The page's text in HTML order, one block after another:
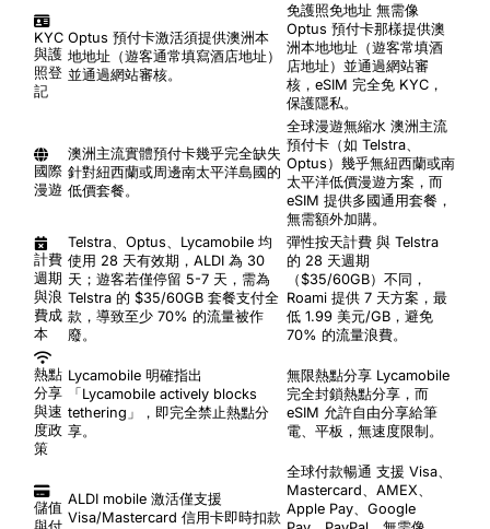
KYC
與護
照登
記
Optus 預付卡激活須提供澳洲本
地地址（遊客通常填寫酒店地址）
並通過網站審核。
免護照免地址 無需像
Optus 預付卡那樣提供澳
洲本地地址（遊客常填酒
店地址）並通過網站審
核，eSIM 完全免 KYC，
保護隱私。
國際
漫遊
澳洲主流實體預付卡幾乎完全缺失
針對紐西蘭或周邊南太平洋島國的
低價套餐。
全球漫遊無縮水 澳洲主流
預付卡（如 Telstra、
Optus）幾乎無紐西蘭或南
太平洋低價漫遊方案，而
eSIM 提供多國通用套餐，
無需額外加購。
計費
週期
與浪
費成
本
Telstra、Optus、Lycamobile 均
使用 28 天有效期，ALDI 為 30
天；遊客若僅停留 5-7 天，需為
Telstra 的 $35/60GB 套餐支付全
款，導致至少 70% 的流量被作
廢。
彈性按天計費 與 Telstra
的 28 天週期
（$35/60GB）不同，
Roami 提供 7 天方案，最
低 1.99 美元/GB，避免
70% 的流量浪費。
熱點
分享
與速
度政
策
Lycamobile 明確指出
「Lycamobile actively blocks
tethering」，即完全禁止熱點分
享。
無限熱點分享 Lycamobile
完全封鎖熱點分享，而
eSIM 允許自由分享給筆
電、平板，無速度限制。
儲值
ALDI mobile 激活僅支援
Visa/Mastercard 信用卡即時扣款
全球付款暢通 支援 Visa、
Mastercard、AMEX、
Apple Pay、Google